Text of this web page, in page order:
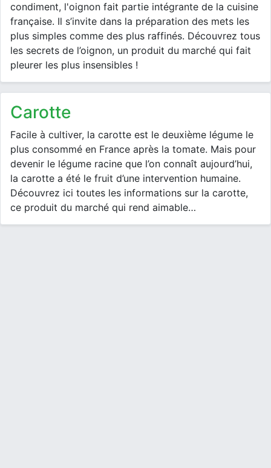
condiment, l'oignon fait partie intégrante de la cuisine
française. Il s’invite dans la préparation des mets les
plus simples comme des plus raffinés. Découvrez tous
les secrets de l’oignon, un produit du marché qui fait
pleurer les plus insensibles !
carotte
Facile à cultiver, la carotte est le deuxième légume le
plus consommé en France après la tomate. Mais pour
devenir le légume racine que l’on connaît aujourd’hui,
la carotte a été le fruit d’une intervention humaine.
Découvrez ici toutes les informations sur la carotte,
ce produit du marché qui rend aimable…